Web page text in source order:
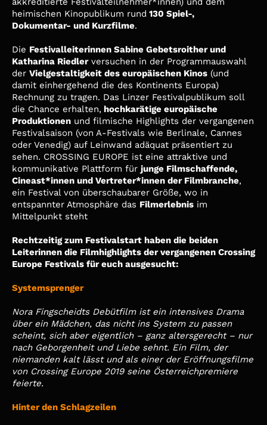
heimischen Kinopublikum rund 130 Spiel-,
Dokumentar- und Kurzfilme.
Die Festivalleiterinnen Sabine Gebetsroither und
Katharina Riedlerversuchen in der Programmauswahl
der Vielgestaltigkeit des europäischen Kinos (und
damit einhergehend die des Kontinents Europa)
Rechnung zu tragen. Das Linzer Festivalpublikum soll
die Chance erhalten, hochkarätige europäische
Produktionen und filmische Highlights der vergangenen
Festivalsaison (von A-Festivals wie Berlinale, Cannes
oder Venedig) auf Leinwand adäquat präsentiert zu
sehen. CROSSING EUROPE ist eine attraktive und
kommunikative Plattform für junge Filmschaffende,
Cineast*innen und Vertreter*innen der Filmbranche,
ein Festival von überschaubarer Größe, wo in
entspannter Atmosphäre das Filmerlebnis im
Mittelpunkt steht
Rechtzeitig zum Festivalstart haben die beiden
Leiterinnen die Filmhighlights der vergangenen Crossing
Europe Festivals für euch ausgesucht:
Systemsprenger
Nora Fingscheidts Debütfilm ist ein intensives Drama
über ein Mädchen, das nicht ins System zu passen
scheint, sich aber eigentlich – ganz altersgerecht – nur
nach Geborgenheit und Liebe sehnt. Ein Film, der
niemanden kalt lässt und als einer der Eröffnungsfilme
von Crossing Europe 2019 seine Österreichpremiere
feierte.
Hinter den Schlagzeilen